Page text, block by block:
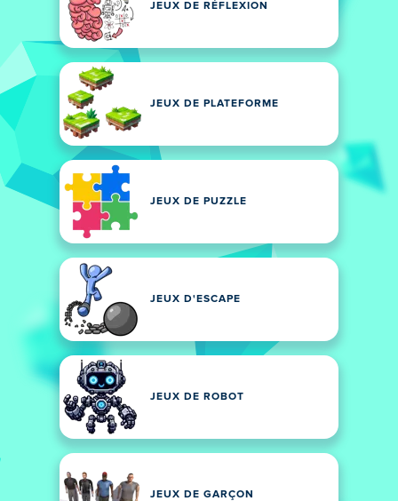
JEUX DE RÉFLEXION
JEUX DE PLATEFORME
JEUX DE PUZZLE
JEUX D'ESCAPE
JEUX DE ROBOT
JEUX DE GARÇON